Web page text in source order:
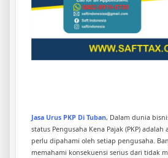
Jasa Urus PKP Di Tuban, Dalam dunia
status Pengusaha Kena Pajak (PKP)
perlu dipahami oleh setiap pengusaha.
memahami konsekuensi serius dari tidak